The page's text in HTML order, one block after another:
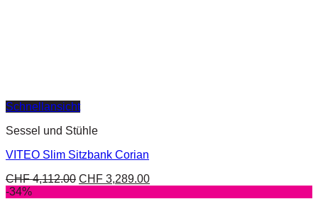
Schnellansicht
Sessel und Stühle
VITEO Slim Sitzbank Corian
CHF4,112.00 CHF 3,289.00
-34%